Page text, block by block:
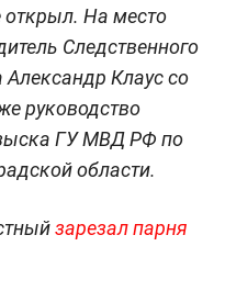
На место
Следственного
Александр Клаус со
руководство
ГУ МВД РФ по
области.
зарезал парня